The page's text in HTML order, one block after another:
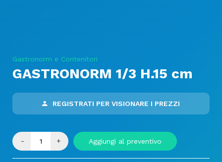
Gastronorm e Contenitori
GASTRONORM 1/3 H.15 cm
REGISTRATI PER VISIONARE I PREZZI
- + Aggiungi al preventivo